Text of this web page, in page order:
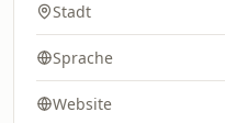
Stadt
Sprache
Website